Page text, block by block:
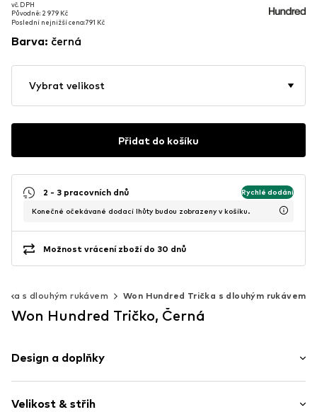
vč. DPH
Původně: 2 979 Kč
Poslední nejnižší cena:791 Kč
vč. DPH
Původně: 2 979 Kč
Poslední nejnižší cena:791 Kč
Barva: černá
Vybrat velikost
Přidat do košíku
2 - 3 pracovních dnů Rychlé dodání
Konečné očekávané dodací lhůty budou zobrazeny v košíku.
Možnost vrácení zboží do 30 dnů
s dlouhým rukávem Won Hundred Trička s dlouhým rukávem
Won Hundred Tričko, Černá
Design a doplňky
Kulatý výstřih
Velikost & střih